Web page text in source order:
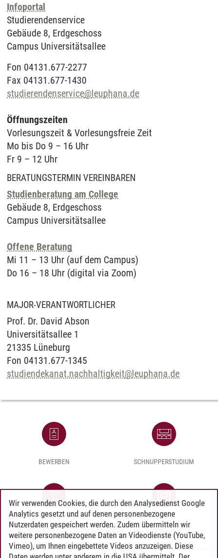
Infoportal
Studierendenservice
Gebäude 8, Erdgeschoss
Campus Universitätsallee
Fon 04131.677-2277
Fax 04131.677-1430
studierendenservice@leuphana.de
Öffnungszeiten
Vorlesungszeit & Vorlesungsfreie Zeit
Mo bis Do 9 – 16 Uhr
Fr 9 – 12 Uhr
BERATUNGSTERMIN VEREINBAREN
Studienberatung am College
Gebäude 8, Erdgeschoss
Campus Universitätsallee
Offene Beratung
Mi 11 – 13 Uhr (auf dem Campus)
Do 16 – 18 Uhr (digital via Zoom)
MAJOR-VERANTWORTLICHER
Prof. Dr. David Abson
Universitätsallee 1
21335 Lüneburg
Fon 04131.677-1345
studiendekanat.nachhaltigkeit@leuphana.de
BEWERBEN SCHNUPPERSTUDIUM
CAMPUS INSTAGRAM
Wir verwenden Cookies, die durch den Analysedienst Google
Analytics gesetzt und auf denen personenbezogene
Nutzerdaten gespeichert werden. Zudem übermitteln wir
weitere personenbezogene Daten an Videodienste (YouTube,
Vimeo), um Ihnen eingebettete Videos anzuzeigen. Diese